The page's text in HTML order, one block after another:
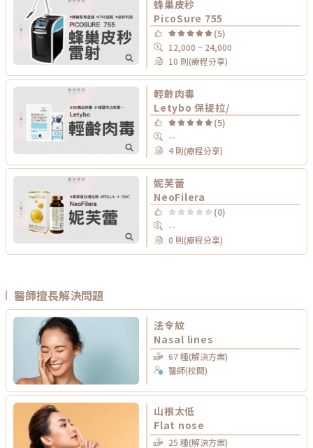
蜂巢皮秒
PicoSure 755
(5)
12,000 ~ 24,000
10 則(療程分享)
輕齡肉毒
Letybo 保提拉/
(5)
--
4 則(療程分享)
妮芙蕾
NeoFilera
(0)
--
0 則(療程分享)
醫師擅長解決問題
法令紋
Nasal lines
67 種(解決方案)
醫師(校閱)
山根太低
Flat nose
25 種(解決方案)